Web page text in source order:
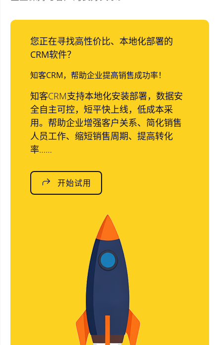
您正在寻找高性价比、本地化部署的
CRM软件？
知客CRM，帮助企业提高销售成功率！
知客CRM支持本地化安装部署，数据安
全自主可控，短平快上线，低成本采
用。帮助企业增强客户关系、简化销售
人员工作、缩短销售周期、提高转化
率……
开始试用